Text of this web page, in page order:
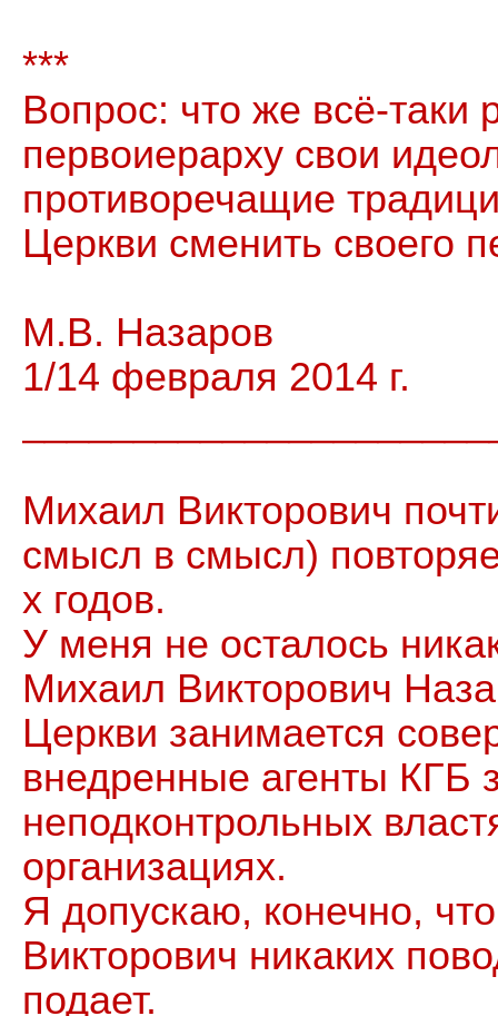
***
Вопрос: что же всё-
первоиерарху свои
противоречащие
Церкви сменить своего
М.В. Назаров
1/14 февраля 2014 г.
Михаил Викторович
смысл в смысл)
х годов.
У меня не осталось
Михаил Викторович
Церкви занимается
внедренные агенты КГБ
неподконтрольных
организациях.
Я допускаю, конечно,
Викторович никаких
подает.